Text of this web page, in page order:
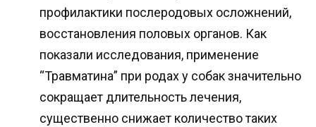
профилактики послеродовых осложнений,
восстановления половых органов. Как
показали исследования, применение
“Травматина” при родах у собак значительно
сокращает длительность лечения,
существенно снижает количество таких